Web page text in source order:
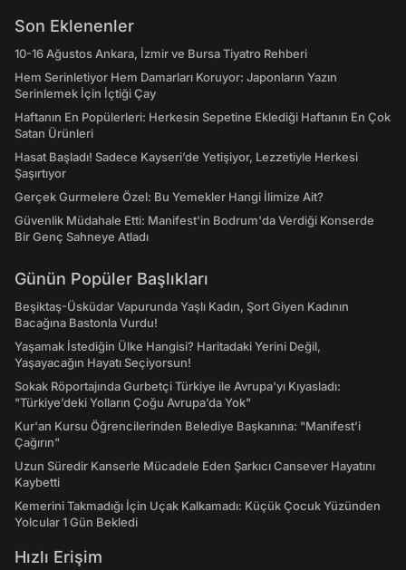
Son Eklenenler
10-16 Ağustos Ankara, İzmir ve Bursa Tiyatro Rehberi
Hem Serinletiyor Hem Damarları Koruyor: Japonların Yazın
Serinlemek İçin İçtiği Çay
Haftanın En Popülerleri: Herkesin Sepetine Eklediği Haftanın En Çok
Satan Ürünleri
Hasat Başladı! Sadece Kayseri’de Yetişiyor, Lezzetiyle Herkesi
Şaşırtıyor
Gerçek Gurmelere Özel: Bu Yemekler Hangi İlimize Ait?
Güvenlik Müdahale Etti: Manifest'in Bodrum'da Verdiği Konserde
Bir Genç Sahneye Atladı
Günün Popüler Başlıkları
Beşiktaş-Üsküdar Vapurunda Yaşlı Kadın, Şort Giyen Kadının
Bacağına Bastonla Vurdu!
Yaşamak İstediğin Ülke Hangisi? Haritadaki Yerini Değil,
Yaşayacağın Hayatı Seçiyorsun!
Sokak Röportajında Gurbetçi Türkiye ile Avrupa'yı Kıyasladı:
"Türkiye’deki Yolların Çoğu Avrupa’da Yok"
Kur'an Kursu Öğrencilerinden Belediye Başkanına: "Manifest’i
Çağırın"
Uzun Süredir Kanserle Mücadele Eden Şarkıcı Cansever Hayatını
Kaybetti
Kemerini Takmadığı İçin Uçak Kalkamadı: Küçük Çocuk Yüzünden
Yolcular 1 Gün Bekledi
Hızlı Erişim